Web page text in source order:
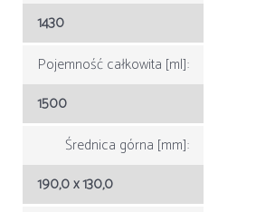
1430
Pojemność całkowita [ml]:
1500
Średnica górna [mm]:
190,0 x 130,0